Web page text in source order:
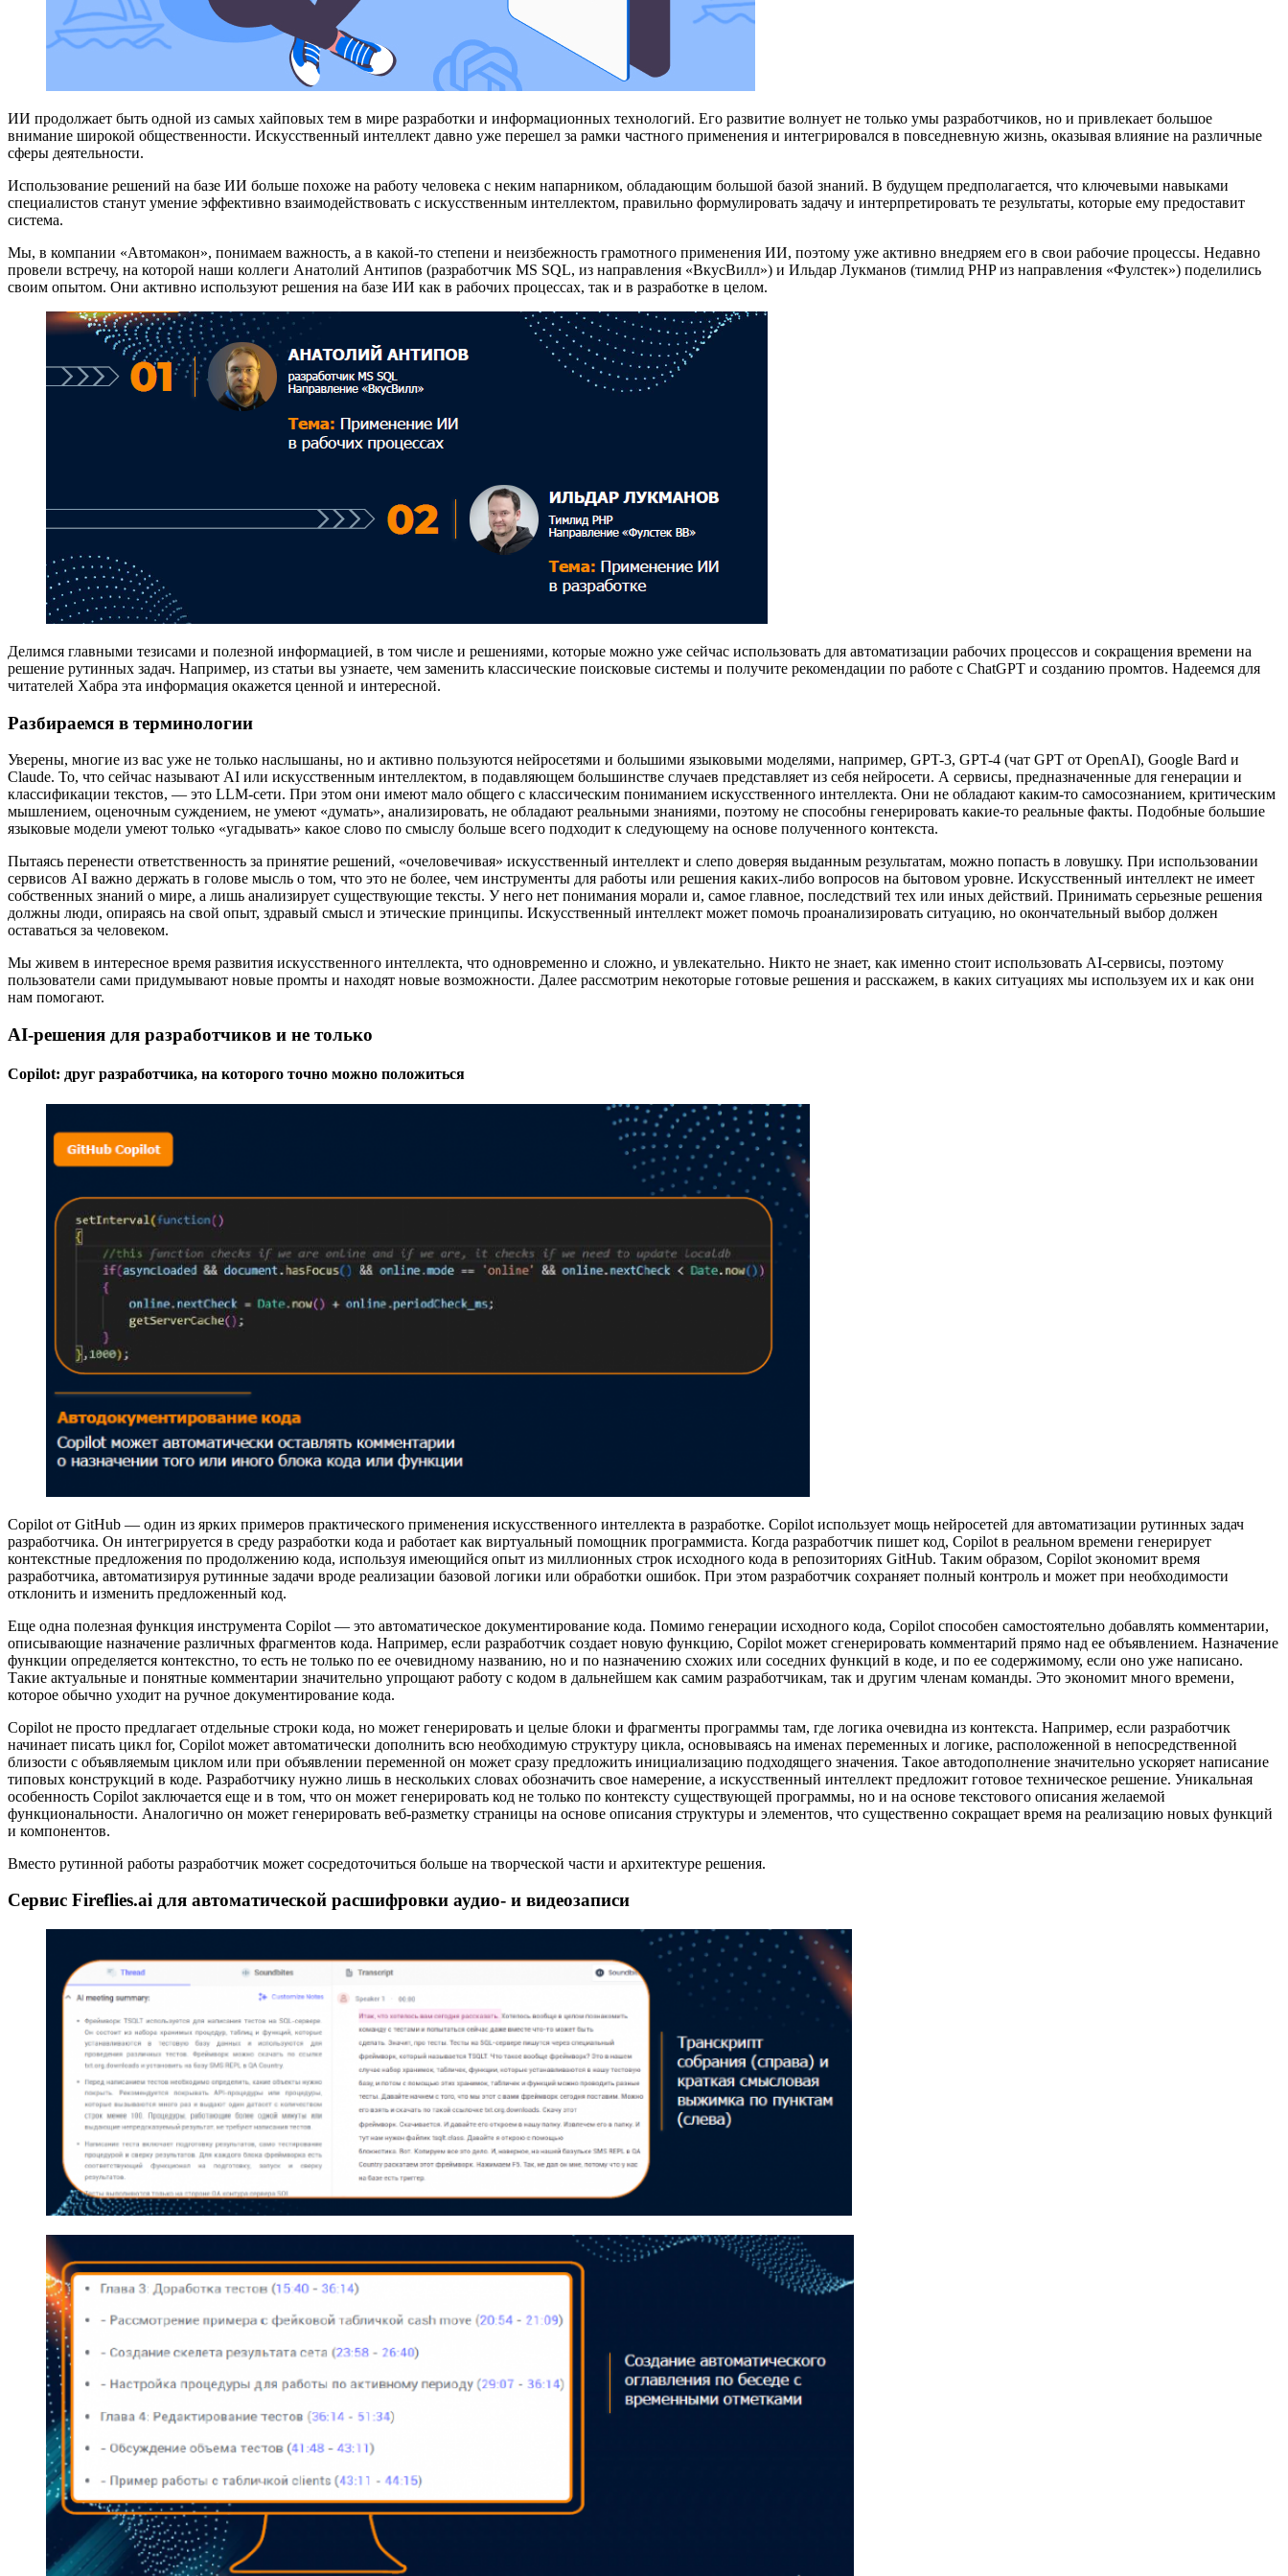
ИИ продолжает быть одной из самых хайповых тем в мире разработки и информационных технологий. Его развитие волнует не только умы разработчиков, но и привлекает большое
внимание широкой общественности. Искусственный интеллект давно уже перешел за рамки частного применения и интегрировался в повседневную жизнь, оказывая влияние на различные
сферы деятельности.
Использование решений на базе ИИ больше похоже на работу человека с неким напарником, обладающим большой базой знаний. В будущем предполагается, что ключевыми навыками
специалистов станут умение эффективно взаимодействовать с искусственным интеллектом, правильно формулировать задачу и интерпретировать те результаты, которые ему предоставит
система.
Мы, в компании «Автомакон», понимаем важность, а в какой-то степени и неизбежность грамотного применения ИИ, поэтому уже активно внедряем его в свои рабочие процессы. Недавно
провели встречу, на которой наши коллеги Анатолий Антипов (разработчик MS SQL, из направления «ВкусВилл») и Ильдар Лукманов (тимлид PHP из направления «Фулстек») поделились
своим опытом. Они активно используют решения на базе ИИ как в рабочих процессах, так и в разработке в целом.
Делимся главными тезисами и полезной информацией, в том числе и решениями, которые можно уже сейчас использовать для автоматизации рабочих процессов и сокращения времени на
решение рутинных задач. Например, из статьи вы узнаете, чем заменить классические поисковые системы и получите рекомендации по работе с ChatGPT и созданию промтов. Надеемся для
читателей Хабра эта информация окажется ценной и интересной.
Разбираемся в терминологии
Уверены, многие из вас уже не только наслышаны, но и активно пользуются нейросетями и большими языковыми моделями, например, GPT-3, GPT-4 (чат GPT от OpenAI), Google Bard и
Claude. То, что сейчас называют AI или искусственным интеллектом, в подавляющем большинстве случаев представляет из себя нейросети. А сервисы, предназначенные для генерации и
классификации текстов, — это LLM-сети. При этом они имеют мало общего с классическим пониманием искусственного интеллекта. Они не обладают каким-то самосознанием, критическим
мышлением, оценочным суждением, не умеют «думать», анализировать, не обладают реальными знаниями, поэтому не способны генерировать какие-то реальные факты. Подобные большие
языковые модели умеют только «угадывать» какое слово по смыслу больше всего подходит к следующему на основе полученного контекста.
Пытаясь перенести ответственность за принятие решений, «очеловечивая» искусственный интеллект и слепо доверяя выданным результатам, можно попасть в ловушку. При использовании
сервисов AI важно держать в голове мысль о том, что это не более, чем инструменты для работы или решения каких-либо вопросов на бытовом уровне. Искусственный интеллект не имеет
собственных знаний о мире, а лишь анализирует существующие тексты. У него нет понимания морали и, самое главное, последствий тех или иных действий. Принимать серьезные решения
должны люди, опираясь на свой опыт, здравый смысл и этические принципы. Искусственный интеллект может помочь проанализировать ситуацию, но окончательный выбор должен
оставаться за человеком.
Мы живем в интересное время развития искусственного интеллекта, что одновременно и сложно, и увлекательно. Никто не знает, как именно стоит использовать AI-сервисы, поэтому
пользователи сами придумывают новые промты и находят новые возможности. Далее рассмотрим некоторые готовые решения и расскажем, в каких ситуациях мы используем их и как они
нам помогают.
AI-решения для разработчиков и не только
Copilot: друг разработчика, на которого точно можно положиться
Copilot от GitHub — один из ярких примеров практического применения искусственного интеллекта в разработке. Copilot использует мощь нейросетей для автоматизации рутинных задач
разработчика. Он интегрируется в среду разработки кода и работает как виртуальный помощник программиста. Когда разработчик пишет код, Copilot в реальном времени генерирует
контекстные предложения по продолжению кода, используя имеющийся опыт из миллионных строк исходного кода в репозиториях GitHub. Таким образом, Copilot экономит время
разработчика, автоматизируя рутинные задачи вроде реализации базовой логики или обработки ошибок. При этом разработчик сохраняет полный контроль и может при необходимости
отклонить и изменить предложенный код.
Еще одна полезная функция инструмента Copilot — это автоматическое документирование кода. Помимо генерации исходного кода, Copilot способен самостоятельно добавлять комментарии,
описывающие назначение различных фрагментов кода. Например, если разработчик создает новую функцию, Copilot может сгенерировать комментарий прямо над ее объявлением. Назначение
функции определяется контекстно, то есть не только по ее очевидному названию, но и по назначению схожих или соседних функций в коде, и по ее содержимому, если оно уже написано.
Такие актуальные и понятные комментарии значительно упрощают работу с кодом в дальнейшем как самим разработчикам, так и другим членам команды. Это экономит много времени,
которое обычно уходит на ручное документирование кода.
Copilot не просто предлагает отдельные строки кода, но может генерировать и целые блоки и фрагменты программы там, где логика очевидна из контекста. Например, если разработчик
начинает писать цикл for, Copilot может автоматически дополнить всю необходимую структуру цикла, основываясь на именах переменных и логике, расположенной в непосредственной
близости с объявляемым циклом или при объявлении переменной он может сразу предложить инициализацию подходящего значения. Такое автодополнение значительно ускоряет написание
типовых конструкций в коде. Разработчику нужно лишь в нескольких словах обозначить свое намерение, а искусственный интеллект предложит готовое техническое решение. Уникальная
особенность Copilot заключается еще и в том, что он может генерировать код не только по контексту существующей программы, но и на основе текстового описания желаемой
функциональности. Аналогично он может генерировать веб-разметку страницы на основе описания структуры и элементов, что существенно сокращает время на реализацию новых функций
и компонентов.
Вместо рутинной работы разработчик может сосредоточиться больше на творческой части и архитектуре решения.
Сервис Fireflies.ai для автоматической расшифровки аудио- и видеозаписи